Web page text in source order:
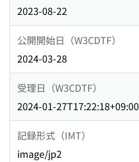
2023-08-22
公開開始日（W3CDTF）
2024-03-28
受理日（W3CDTF）
2024-01-27T17:22:18+09:00
記録形式（IMT）
image/jp2